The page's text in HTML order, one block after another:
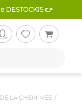
DESTOCK15 👉
LA CHEMINÉE